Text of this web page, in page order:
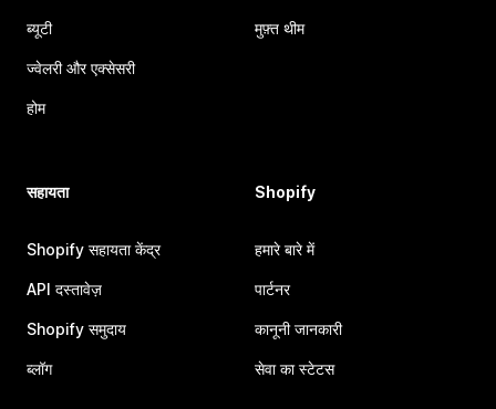
ब्यूटी
ज्वेलरी और एक्सेसरी
होम
मुफ़्त थीम
सहायता
Shopify सहायता केंद्र
API दस्तावेज़
Shopify समुदाय
ब्लॉग
Shopify
हमारे बारे में
पार्टनर
कानूनी जानकारी
सेवा का स्टेटस